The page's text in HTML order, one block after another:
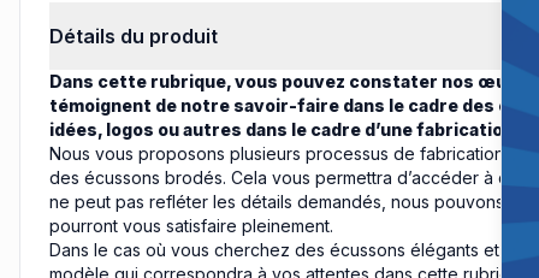
Détails du produit
Dans cette rubrique, vous pouvez constater nos
témoignent de notre savoir-faire dans le cadre des
idées, logos ou autres dans le cadre d’une fabrication
Nous vous proposons plusieurs processus de fabrication
des écussons brodés. Cela vous permettra d’accéder à
ne peut pas refléter les détails demandés, nous pouvons
pourront vous satisfaire pleinement.
Dans le cas où vous cherchez des écussons élégants et
modèle qui correspondra à vos attentes dans cette